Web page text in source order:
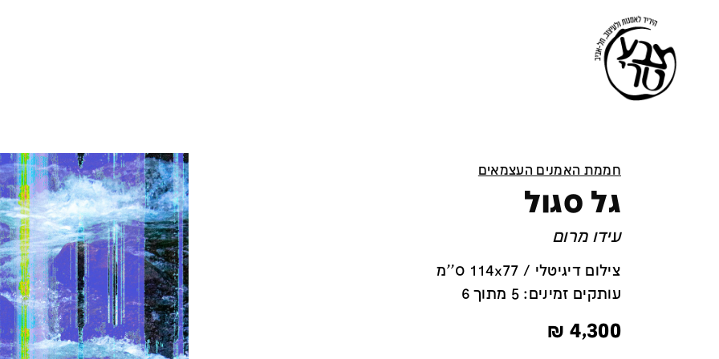
חממת האמנים העצמאים
גל סגול
עידו מרום
צילום דיגיטלי / 114x77 ס''מ
עותקים זמינים: 5 מתוך 6
4,300
₪